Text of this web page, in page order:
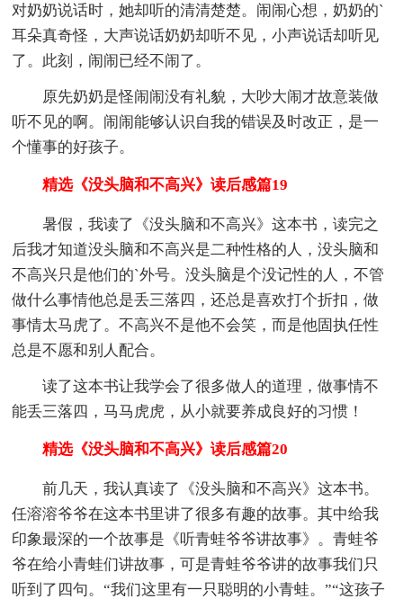
对奶奶说话时，她却听的清清楚楚。闹闹心想，奶奶的`
耳朵真奇怪，大声说话奶奶却听不见，小声说话却听见
了。此刻，闹闹已经不闹了。
原先奶奶是怪闹闹没有礼貌，大吵大闹才故意装做
听不见的啊。闹闹能够认识自我的错误及时改正，是一
个懂事的好孩子。
精选《没头脑和不高兴》读后感篇19
暑假，我读了《没头脑和不高兴》这本书，读完之
后我才知道没头脑和不高兴是二种性格的人，没头脑和
不高兴只是他们的`外号。没头脑是个没记性的人，不管
做什么事情他总是丢三落四，还总是喜欢打个折扣，做
事情太马虎了。不高兴不是他不会笑，而是他固执任性
总是不愿和别人配合。
读了这本书让我学会了很多做人的道理，做事情不
能丢三落四，马马虎虎，从小就要养成良好的习惯！
精选《没头脑和不高兴》读后感篇20
前几天，我认真读了《没头脑和不高兴》这本书。
任溶溶爷爷在这本书里讲了很多有趣的故事。其中给我
印象最深的一个故事是《听青蛙爷爷讲故事》。青蛙爷
爷在给小青蛙们讲故事，可是青蛙爷爷讲的故事我们只
听到了四句。“我们这里有一只聪明的小青蛙。”“这孩子